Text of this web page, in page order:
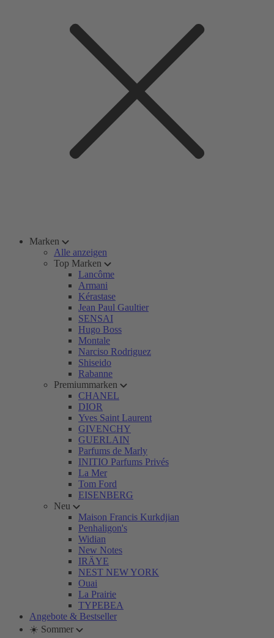
Marken
Alle anzeigen
Top Marken
Lancôme
Armani
Kérastase
Jean Paul Gaultier
SENSAI
Hugo Boss
Montale
Narciso Rodriguez
Shiseido
Rabanne
Premiummarken
CHANEL
DIOR
Yves Saint Laurent
GIVENCHY
GUERLAIN
Parfums de Marly
INITIO Parfums Privés
La Mer
Tom Ford
EISENBERG
Neu
Maison Francis Kurkdjian
Penhaligon's
Widian
New Notes
IRÄYE
NEST NEW YORK
Ouai
La Prairie
TYPEBEA
Angebote & Bestseller
☀️ Sommer